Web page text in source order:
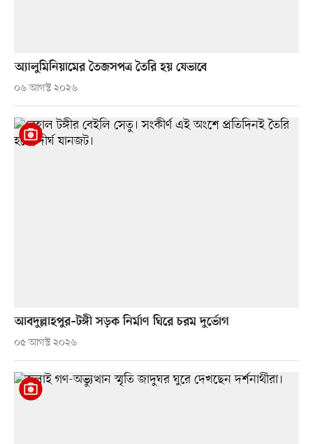
অ্যালুমিনিয়ামের তৈজসপত্র তৈরি হয় যেভাবে
০৬ আগস্ট ২০২৬
আবদুল্লাহপুর–টঙ্গী সড়ক নির্মাণ ঘিরে চরম দুর্ভোগ
০৫ আগস্ট ২০২৬